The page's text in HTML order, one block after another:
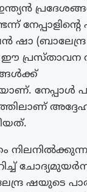
ഷാ
ഈ പ്രസ്താവന
നേപ്പാൾ
നിലനില്‍ക്കുന്ന
ഷയുടെ